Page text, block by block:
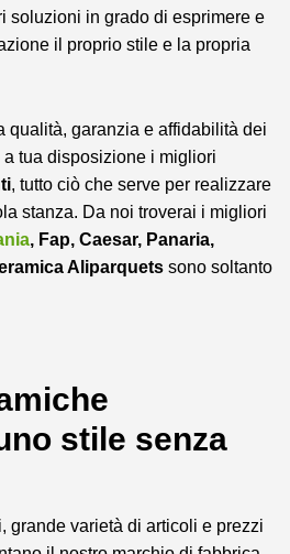
soluzioni in grado di esprimere e
il proprio stile e la propria
qualità, garanzia e affidabilità dei
tua disposizione i migliori
, tutto ciò che serve per realizzare
stanza. Da noi troverai i migliori
, Fap, Caesar, Panaria,
Aliparquets sono soltanto
stile senza
grande varietà di articoli e prezzi